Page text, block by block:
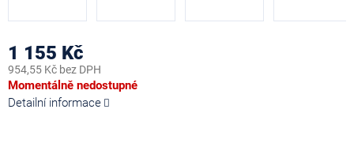
1 155 Kč
954,55 Kč bez DPH
Měrná
cena:
Momentálně nedostupné
Detailní informace